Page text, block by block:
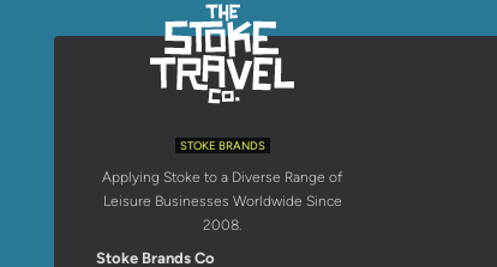
STOKE BRANDS
Applying Stoke to a Diverse Range of
Leisure Businesses Worldwide Since
2008.
Stoke Brands Co